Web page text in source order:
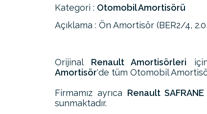
Kategori : Otomobil Amortisörü
Açıklama : Ön Amortisör (BER2/4, 2.0,
Orijinal Renault Amortisörleri
Amortisör'de tüm Otomobil
Firmamız ayrıca Renault
sunmaktadır.